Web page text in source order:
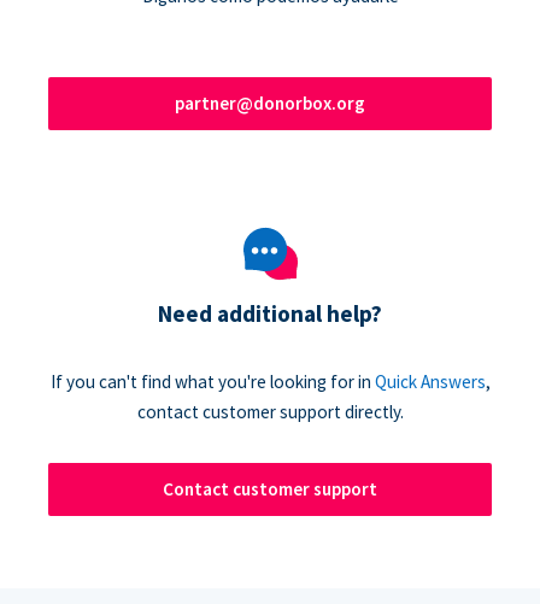
partner@donorbox.org
Need additional help?
If you can't find what you're looking for in Quick Answers,
contact customer support directly.
Contact customer support